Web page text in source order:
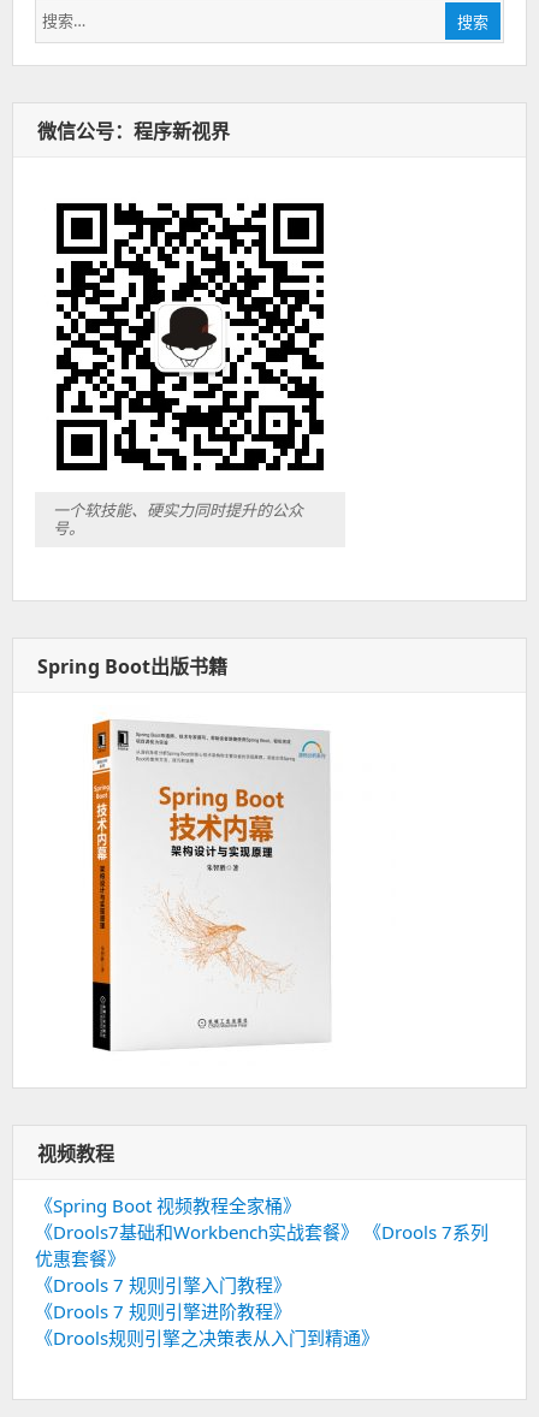
搜
索：
搜索
微信公号：程序新视界
一个软技能、硬实力同时提升的公众
号。
Spring Boot出版书籍
视频教程
《Spring Boot 视频教程全家桶》
《Drools7基础和Workbench实战套餐》
《Drools 7系列
优惠套餐》
《Drools 7 规则引擎入门教程》
《Drools 7 规则引擎进阶教程》
《Drools规则引擎之决策表从入门到精通》